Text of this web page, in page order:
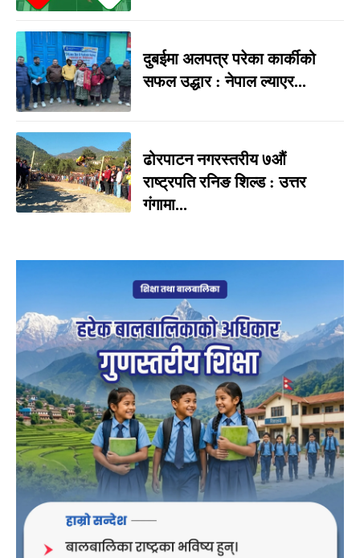
दुबईमा अलपत्र परेका कार्कीको
सफल उद्धार : नेपाल ल्याएर...
ढोरपाटन नगरस्तरीय ७औं
राष्ट्रपति रनिङ शिल्ड : उत्तर
गंगामा...